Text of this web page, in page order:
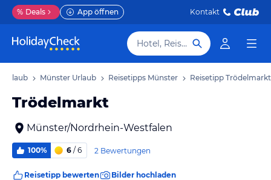
% Deals App öffnen Kontakt
Hotel, Reiseziel
Urlaub Münster Urlaub Reisetipps Münster Reisetipp Trödelmarkt
Trödelmarkt
Münster/Nordrhein-Westfalen
100% 6 / 6 2 Bewertungen
Reisetipp bewerten Bilder hochladen